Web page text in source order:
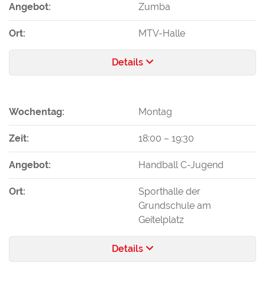
Angebot: Zumba
Ort: MTV-Halle
Details
Wochentag: Montag
Zeit: 18:00 – 19:30
Angebot: Handball C-Jugend
Ort:
Sporthalle der
Grundschule am
Geitelplatz
Details